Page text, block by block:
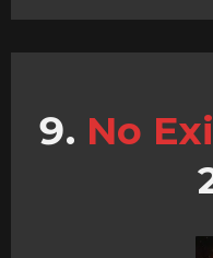
No